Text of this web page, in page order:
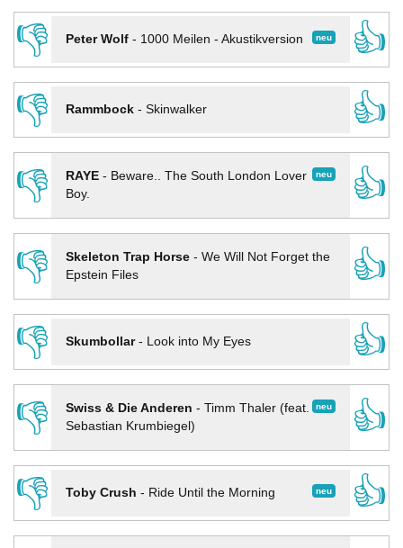
👎
neu
Peter Wolf- 1000 Meilen - Akustikversion
👍
👎
Rammbock- Skinwalker
👍
👎
neu
RAYE- Beware.. The South London Lover
Boy.
👍
👎 Skeleton Trap Horse- We Will Not Forget the
Epstein Files
👍
👎
Skumbollar- Look into My Eyes
👍
👎
neu
Swiss & Die Anderen - Timm Thaler (feat.
Sebastian Krumbiegel)
👍
👎
neu
Toby Crush - Ride Until the Morning
👍